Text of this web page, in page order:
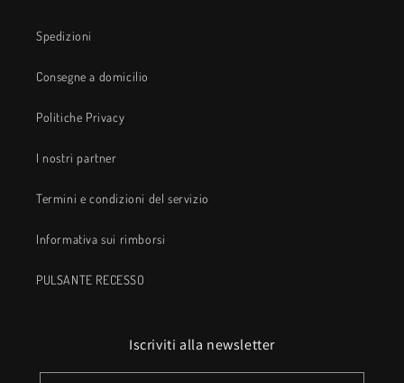
Spedizioni
Consegne a domicilio
Politiche Privacy
I nostri partner
Termini e condizioni del servizio
Informativa sui rimborsi
PULSANTE RECESSO
Iscriviti alla newsletter